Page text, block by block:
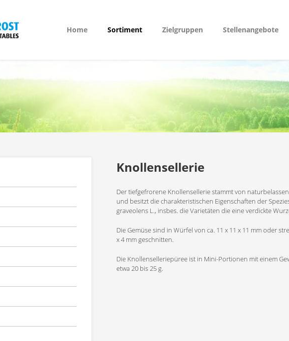
Home Sortiment Zielgruppen Stellenangebote
Knollensellerie
Der tiefgefrorene Knollensellerie stammt von
und besitzt die charakteristischen Eigenschaften der
graveolens L., insbes. die Varietäten die eine verdickte
Die Gemüse sind in Würfel von ca. 11 x 11 x 11 mm oder
x 4 mm geschnitten.
Die Knollenselleriepüree ist in Mini-Portionen mit einem
etwa 20 bis 25 g.